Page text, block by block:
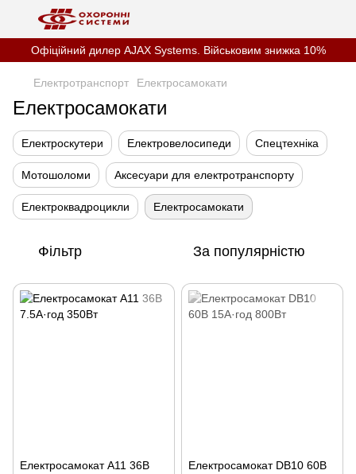
Офіційний дилер AJAX Systems. Військовим знижка 10%
Електротранспорт Електросамокати
Електросамокати
Електроскутери Електровелосипеди Спецтехніка
Мотошоломи Аксесуари для електротранспорту
Електроквадроцикли Електросамокати
Фільтр За популярністю
Електросамокат A11 36В
Електросамокат DB10 60В